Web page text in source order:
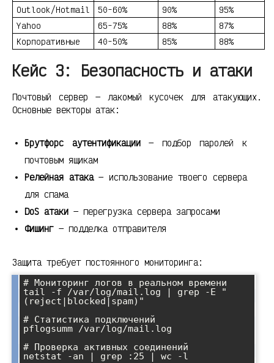
Outlook/Hotmail
50-60% 90%
95%
Yahoo
65-75% 88%
87%
Корпоративные
40-50% 85% 88%
Кейс 3: Безопасность и атаки
Почтовый сервер — лакомый кусочек для атакующих.
Основные векторы атак:
Брутфорс аутентификации— подбор паролей к
почтовым ящикам
Релейная атака— использование твоего сервера
для спама
DoS атаки — перегрузка сервера запросами
Фишинг — подделка отправителя
Защита требует постоянного мониторинга:
# Мониторинг логов в реальном времени
tail -f /var/log/mail.log | grep -E "
(reject|blocked|spam)"
# Статистика подключений
pflogsumm /var/log/mail.log
# Проверка активных соединений